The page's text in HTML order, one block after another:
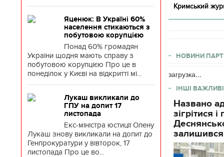
Яценюк: В Україні 60%
населення стикаються з
побутовою корупцією
Понад 60% громадян
України щодня мають справу з
побутовою корупцією Про це в
понеділок у Києві на відкритті мі...
Лукаш викликали до
ГПУ на допит 17
листопада
Екс-міністра юстиції Олену
Лукаш знову викликали на допит до
Генпрокуратури у вівторок, 17
листопада Про це во...
Кримський
НОВИНИ
загрузка...
ІНШІ
Названо
зігрітися